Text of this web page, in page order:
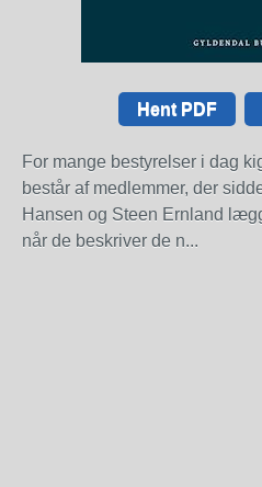
Hent PDF
For mange bestyrelser i dag
består af medlemmer, der
Hansen og Steen Ernland
når de beskriver de n...